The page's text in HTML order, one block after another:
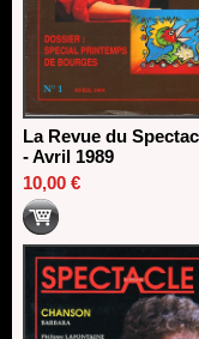
La Revue du
- Avril 1989
10,00 €